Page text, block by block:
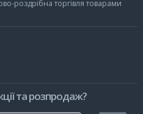
роздрібна торгівля товарами
та розпродаж?